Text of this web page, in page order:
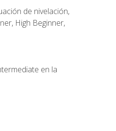
de nivelación,
High Beginner,
en la